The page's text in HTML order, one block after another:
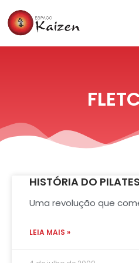
HISTÓRIA DO PILATES
Uma revolução que
LEIA MAIS »